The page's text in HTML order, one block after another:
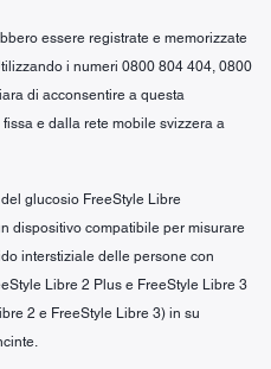
essere registrate e memorizzate
i numeri 0800 804 404, 0800
di acconsentire a questa
e dalla rete mobile svizzera a
glucosio FreeStyle Libre
dispositivo compatibile per misurare
interstiziale delle persone con
Libre 2 Plus e FreeStyle Libre 3
2 e FreeStyle Libre 3) in su